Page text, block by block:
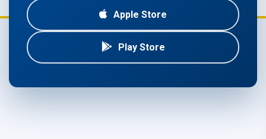
Apple Store
Play Store